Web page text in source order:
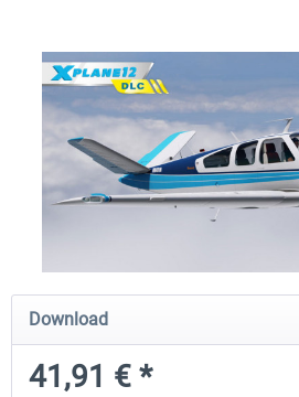
Traffic Global for X-Plane 12/11
(Windows)
Download
41,91 € *